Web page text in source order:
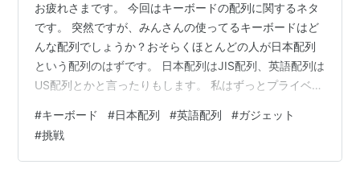
お疲れさまです。 今回はキーボードの配列に関するネタ
です。 突然ですが、みんさんの使ってるキーボードはど
んな配列でしょうか？おそらくほとんどの人が日本配列
という配列のはずです。 日本配列はJIS配列、英語配列は
US配列とかと言ったりもします。 私はずっとプライベー
も意図的に選ばない限り英語配列のキーボードを使うこ
とってほとんどありません。 使うとしたらゲーミング系
のデバイスとかちょっとキーボードへのこだわりやスペ
#キーボード #日本配列 #英語配列 #ガジェット
#挑戦